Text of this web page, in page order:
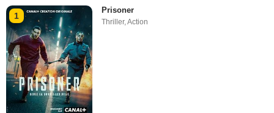
1
Prisoner
Thriller,Action